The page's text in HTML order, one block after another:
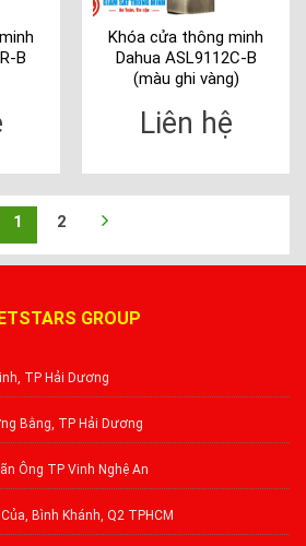
B
Khóa cửa thông minh
Dahua ASL9112C-B
(màu ghi vàng)
Liên hệ
1 2
GROUP
TP Hải Dương
Bằng, TP Hải Dương
Ông TP Vinh Nghệ An
Bình Khánh, Q2 TPHCM